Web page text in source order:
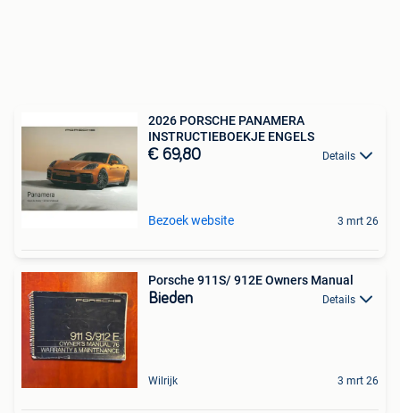
2026 PORSCHE PANAMERA
INSTRUCTIEBOEKJE ENGELS
€ 69,80 Details
Bezoek website 3 mrt 26
Porsche 911S/ 912E Owners Manual
Bieden Details
Wilrijk 3 mrt 26